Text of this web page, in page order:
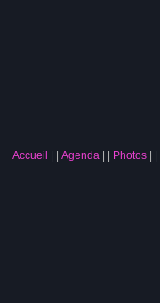
Accueil | Agenda | Photos|